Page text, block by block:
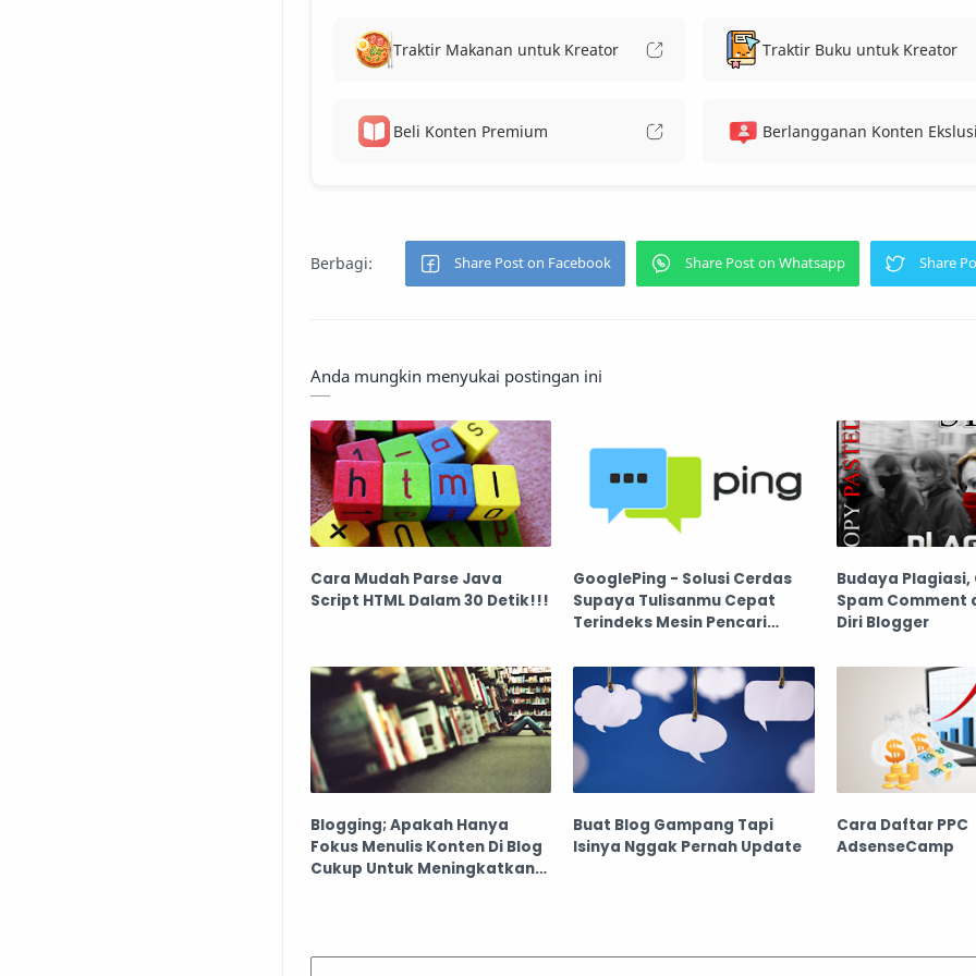
Traktir Makanan untuk Kreator Traktir Buku untuk Kreator
Beli Konten Premium Berlangganan Konten
Anda mungkin menyukai postingan ini
Cara Mudah Parse Java
Script HTML Dalam 30 Detik!!!
GooglePing - Solusi Cerdas
Supaya Tulisanmu Cepat
Terindeks Mesin Pencari
Budaya Plagiasi,
Spam Comment
Diri Blogger
Blogging; Apakah Hanya
Fokus Menulis Konten Di Blog
Cukup Untuk Meningkatkan
Buat Blog Gampang Tapi
Isinya Nggak Pernah Update
Cara Daftar PPC
AdsenseCamp